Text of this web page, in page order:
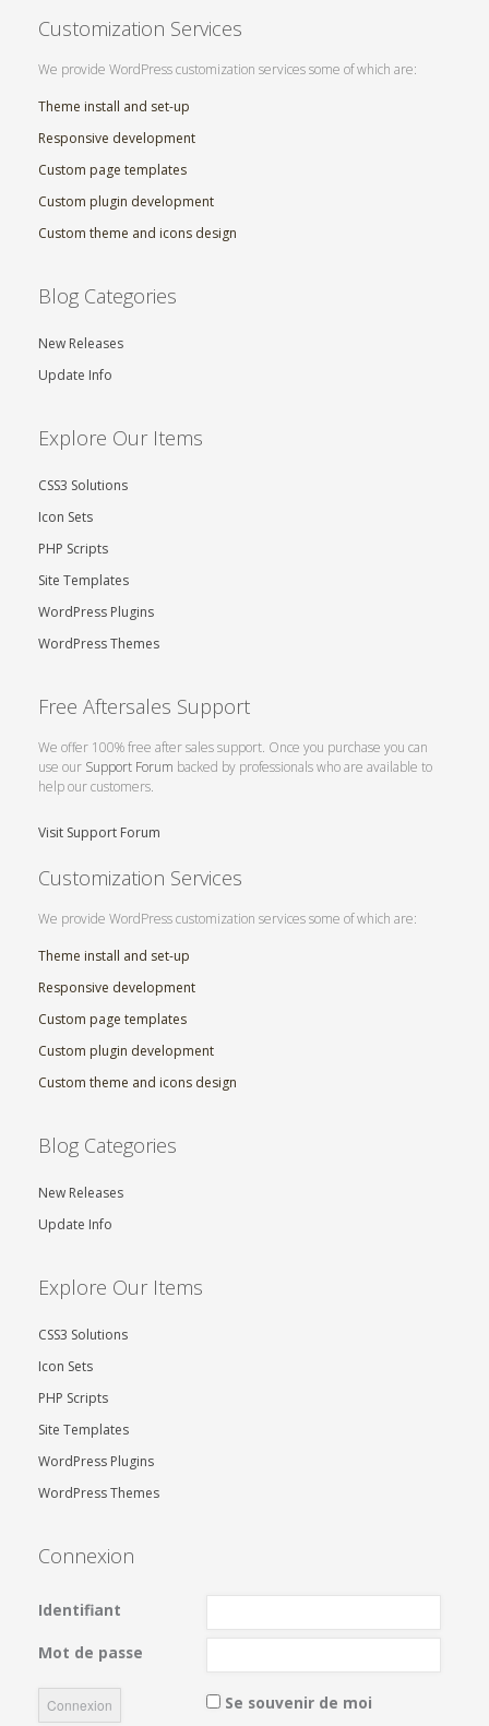
Customization Services
We provide WordPress customization services some of which are:
Theme install and set-up
Responsive development
Custom page templates
Custom plugin development
Custom theme and icons design
Blog Categories
New Releases
Update Info
Explore Our Items
CSS3 Solutions
Icon Sets
PHP Scripts
Site Templates
WordPress Plugins
WordPress Themes
Free Aftersales Support
We offer 100% free after sales support. Once you purchase you can
use our Support Forum backed by professionals who are available to
help our customers.
Visit Support Forum
Customization Services
We provide WordPress customization services some of which are:
Theme install and set-up
Responsive development
Custom page templates
Custom plugin development
Custom theme and icons design
Blog Categories
New Releases
Update Info
Explore Our Items
CSS3 Solutions
Icon Sets
PHP Scripts
Site Templates
WordPress Plugins
WordPress Themes
Connexion
Identifiant
Mot de passe
Se souvenir de moi